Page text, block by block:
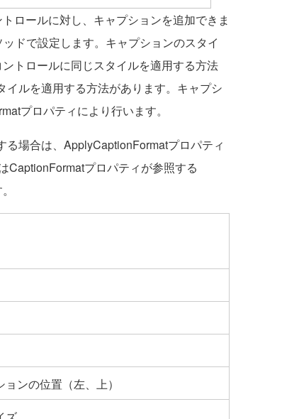
ロールに対し、キャプションを追加できま
ドで設定します。キャプションのスタイ
トロールに同じスタイルを適用する方法
ルを適用する方法があります。キャプシ
プロパティにより行います。
場合は、ApplyCaptionFormatプロパティ
CaptionFormatプロパティが参照する
ンの位置（左、上）